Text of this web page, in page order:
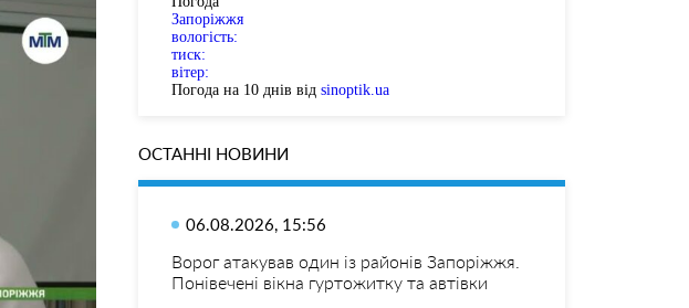
Запоріжжя
вологість:
тиск:
вітер:
Погода на 10 днів від sinoptik.ua
ОСТАННІ НОВИНИ
06.08.2026, 15:56
Ворог атакував один із районів Запоріжжя.
Понівечені вікна гуртожитку та автівки